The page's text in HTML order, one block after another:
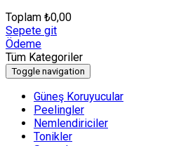
Toplam ₺0,00
Sepete git
Ödeme
Tüm Kategoriler
Toggle navigation
Güneş Koruyucular
Peelingler
Nemlendiriciler
Tonikler